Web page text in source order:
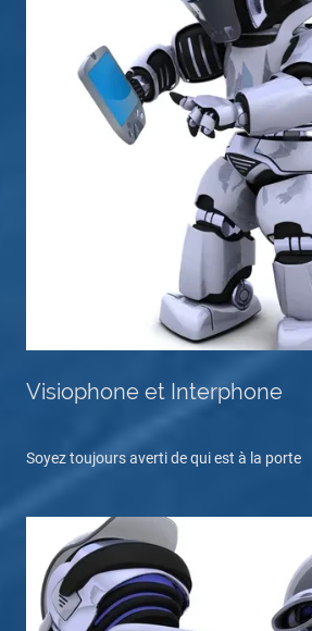
Visiophone et Interphone
Soyez toujours averti de qui est à la porte